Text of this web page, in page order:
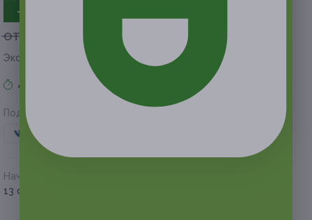
- 70%
от 6 000 руб. от 1 800 руб.
Экономия от 4 200 руб.
Акция завершена
Поделиться с друзьями
Начало действия
13 сентября 2018 г.